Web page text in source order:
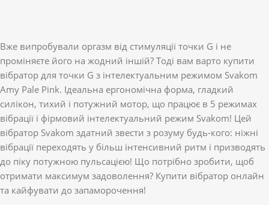
Вже випробували оргазм від стимуляції точки G і не
проміняєте його на жодний іншій? Тоді вам варто купити
вібратор для точки G з інтелектуальним режимом Svakom
Amy Pale Pink. Ідеальна ергономічна форма, гладкий
силікон, тихий і потужний мотор, що працює в 5 режимах
вібрації і фірмовий інтелектуальний режим Svakom! Цей
вібратор Svakom здатний звести з розуму будь-кого: ніжні
вібрації переходять у більш інтенсивний ритм і призводять
до піку потужною пульсацією! Що потрібно зробити, щоб
отримати максимум задоволення? Купити вібратор онлайн
та кайфувати до запаморочення!